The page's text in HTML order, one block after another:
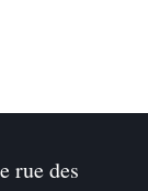
rue des